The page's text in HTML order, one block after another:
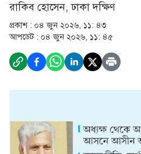
রাকিব হোসেন, ঢাকা দক্ষিণ
প্রকাশ : ০৪ জুন ২০২৬, ১১: ৪৩
আপডেট : ০৪ জুন ২০২৬, ১১: ৪৫